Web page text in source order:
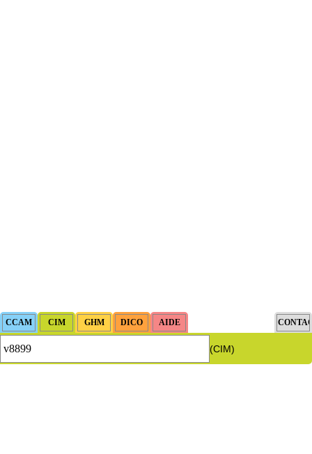
(CIM)